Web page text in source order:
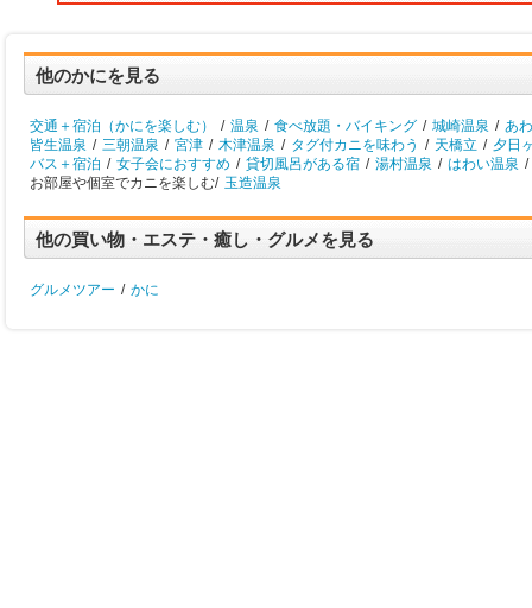
他のかにを見る
交通＋宿泊（かにを楽しむ） / 温泉 / 食べ放題・バイキング / 城崎温泉 / あ
皆生温泉 / 三朝温泉 / 宮津 / 木津温泉 / タグ付カニを味わう / 天橋立 / 夕日
バス＋宿泊 / 女子会におすすめ / 貸切風呂がある宿 / 湯村温泉 / はわい温泉 /
お部屋や個室でカニを楽しむ/ 玉造温泉
他の買い物・エステ・癒し・グルメを見る
グルメツアー / かに